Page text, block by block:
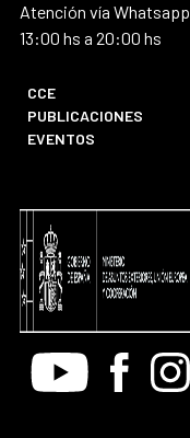
Atención vía
13:00 hs a 20:00 hs
CCE
PUBLICACIONES
EVENTOS
Youtube Facebook